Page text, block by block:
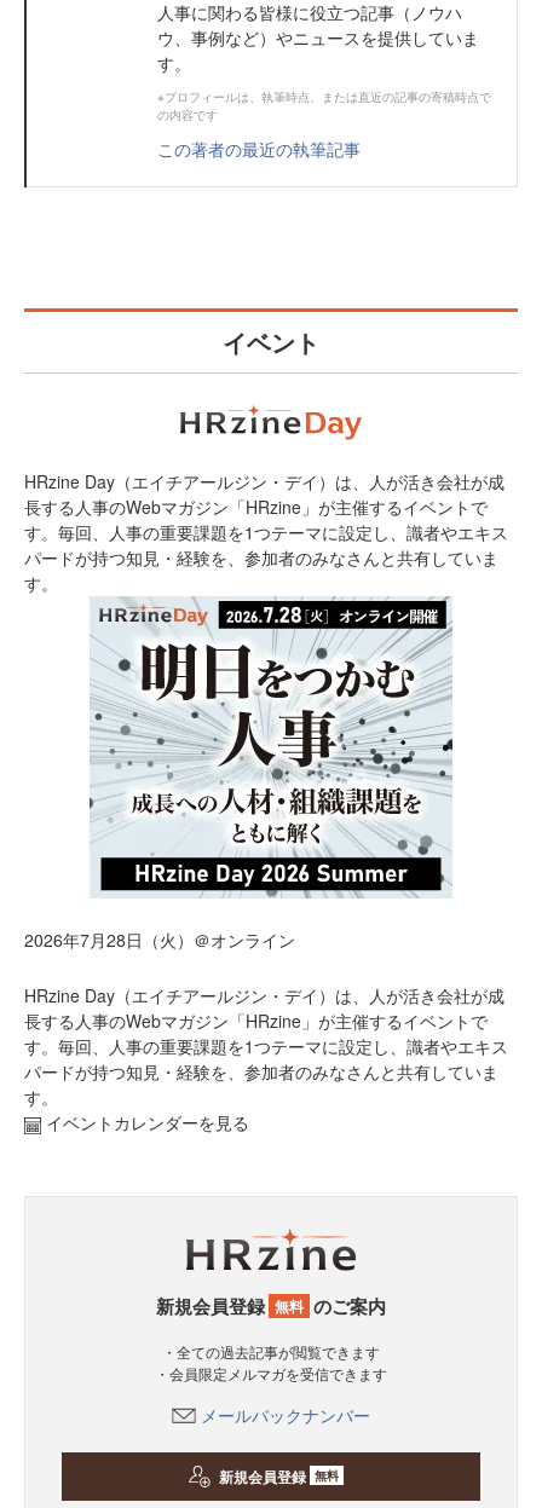
人事に関わる皆様に役立つ記事（ノウハ
ウ、事例など）やニュースを提供していま
す。
※プロフィールは、執筆時点、または直近の記事の寄稿時点で
の内容です
この著者の最近の執筆記事
イベント
HRzine Day（エイチアールジン・デイ）は、人が活き会社が成
長する人事のWebマガジン「HRzine」が主催するイベントで
す。毎回、人事の重要課題を1つテーマに設定し、識者やエキス
パードが持つ知見・経験を、参加者のみなさんと共有していま
す。
2026年7月28日（火）＠オンライン
HRzine Day（エイチアールジン・デイ）は、人が活き会社が成
長する人事のWebマガジン「HRzine」が主催するイベントで
す。毎回、人事の重要課題を1つテーマに設定し、識者やエキス
パードが持つ知見・経験を、参加者のみなさんと共有していま
す。
イベントカレンダーを見る
新規会員登録 無料 のご案内
・全ての過去記事が閲覧できます
・会員限定メルマガを受信できます
メールバックナンバー
新規会員登録 無料